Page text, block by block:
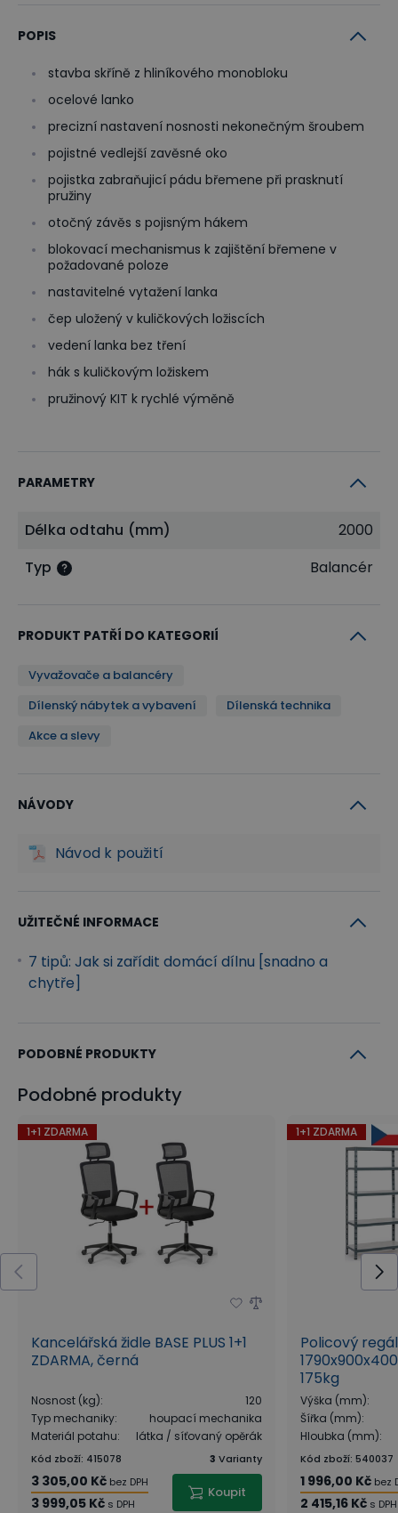
POPIS
stavba skříně z hliníkového monobloku
ocelové lanko
precizní nastavení nosnosti nekonečným šroubem
pojistné vedlejší zavěsné oko
pojistka zabraňujicí pádu břemene při prasknutí
pružiny
otočný závěs s pojisným hákem
blokovací mechanismus k zajištění břemene v
požadované poloze
nastavitelné vytažení lanka
čep uložený v kuličkových ložiscích
vedení lanka bez tření
hák s kuličkovým ložiskem
pružinový KIT k rychlé výměně
PARAMETRY
Délka odtahu (mm)
2000
Typ
Balancér
PRODUKT PATŘÍ DO KATEGORIÍ
Vyvažovače a balancéry
Dílenský nábytek a vybavení
Dílenská technika
Akce a slevy
NÁVODY
Návod k použití
UŽITEČNÉ INFORMACE
7 tipů: Jak si zařídit domácí dílnu [snadno a
chytře]
PODOBNÉ PRODUKTY
Podobné produkty
1+1 ZDARMA
Kancelářská židle BASE PLUS 1+1
ZDARMA, černá
Nosnost (kg):
120
Typ mechaniky:
houpací mechanika
Materiál potahu: látka / síťovaný opěrák
Kód zboží: 415078 3 Varianty
3 305,00 Kč bez DPH
3 999,05 Kč s DPH
Koupit
1+1 ZDARMA
Policový regál
175kg
Výška (mm):
Šířka (mm):
Hloubka (mm):
Kód zboží: 540037
1 996,00 Kč bez
2 415,16 Kč s DPH